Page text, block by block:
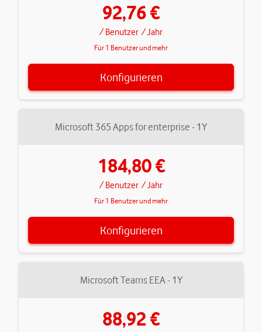
92,76 €
/ Benutzer / Jahr
Für 1 Benutzer und mehr
Konfigurieren
Microsoft 365 Apps for enterprise - 1Y
184,80 €
/ Benutzer / Jahr
Für 1 Benutzer und mehr
Konfigurieren
Microsoft Teams EEA - 1Y
88,92 €